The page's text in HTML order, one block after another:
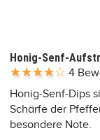
Honig-Senf-
4
Honig-Senf-Dips
Schärfe der
besondere Note.